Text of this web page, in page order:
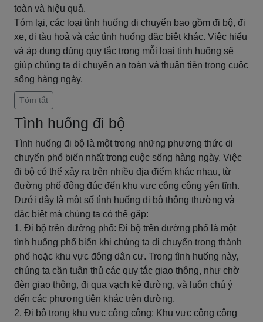
toàn và hiệu quả.
Tóm lại, các loại tình huống di chuyển bao gồm đi bộ, đi
xe, đi tàu hoả và các tình huống đặc biệt khác. Việc hiểu
và áp dụng đúng quy tắc trong mỗi loại tình huống sẽ
giúp chúng ta di chuyển an toàn và thuận tiện trong cuộc
sống hàng ngày.
Tóm tắt
Tình huống đi bộ
Tình huống đi bộ là một trong những phương thức di
chuyển phổ biến nhất trong cuộc sống hàng ngày. Việc
đi bộ có thể xảy ra trên nhiều địa điểm khác nhau, từ
đường phố đông đúc đến khu vực công cộng yên tĩnh.
Dưới đây là một số tình huống đi bộ thông thường và
đặc biệt mà chúng ta có thể gặp:
1. Đi bộ trên đường phố: Đi bộ trên đường phố là một
tình huống phổ biến khi chúng ta di chuyển trong thành
phố hoặc khu vực đông dân cư. Trong tình huống này,
chúng ta cần tuân thủ các quy tắc giao thông, như chờ
đèn giao thông, đi qua vạch kẻ đường, và luôn chú ý
đến các phương tiện khác trên đường.
2. Đi bộ trong khu vực công cộng: Khu vực công cộng